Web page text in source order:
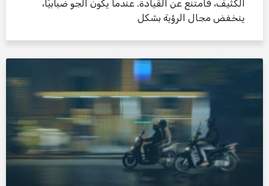
الكثيف، فامتنع عن القيادة. عندما يكون الجو ضبابيًا،
ينخفض ​​مجال الرؤية بشكل